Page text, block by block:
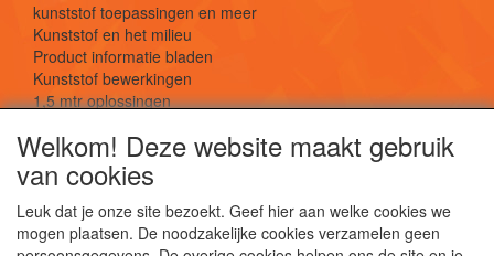
kunststof toepassingen en meer
Kunststof en het milieu
Product informatie bladen
Kunststof bewerkingen
1,5 mtr oplossingen
SOCIALE MEDIA
Welkom! Deze website maakt gebruik
van cookies
Leuk dat je onze site bezoekt. Geef hier aan welke cookies we
mogen plaatsen. De noodzakelijke cookies verzamelen geen